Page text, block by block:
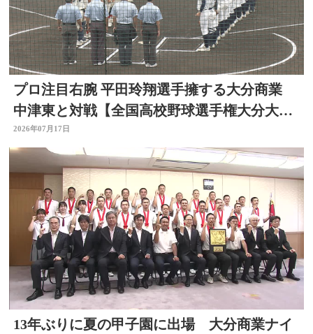
プロ注目右腕 平田玲翔選手擁する大分商業
中津東と対戦【全国高校野球選手権大分大
会】
2026年07月17日
13年ぶりに夏の甲子園に出場 大分商業ナイ